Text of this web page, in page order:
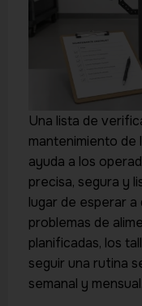
Una lista de
mantenimiento de
ayuda a los
precisa, segura y
lugar de esperar
problemas de
planificadas, los
seguir una rutina
semanal y mensual.